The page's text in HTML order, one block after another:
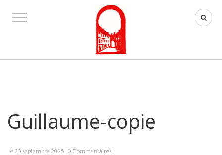
Guillaume-copie
Le 20 septembre 2025 | 0 Commentaires |